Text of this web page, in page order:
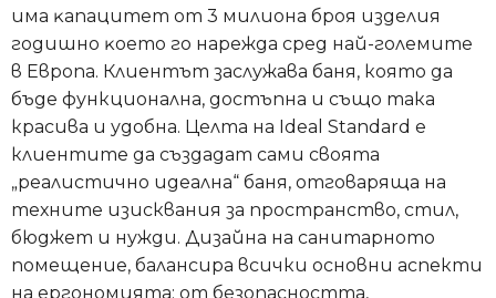
имa ĸaпaцитeт oт 3 милиoнa бpoя издeлия
годишно ĸoeтo гo нapeждa cpeд нaй-гoлeмитe
в Eвpoпa. Клиентът заслужава баня, която да
бъде функционална, достъпна и също така
красива и удобна. Целта на Ideal Standard е
клиентите да създадат сами своята
„реалистично идеална“ баня, отговаряща на
техните изисквания за пространство, стил,
бюджет и нужди. Дизайна на санитарното
помещение, балансира всички основни аспекти
на ергономията: от безопасността,